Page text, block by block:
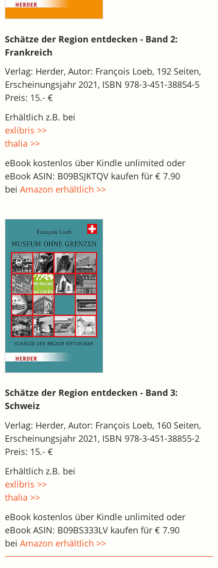
Schätze der Region entdecken - Band 2:
Frankreich
Verlag: Herder, Autor: François Loeb, 192 Seiten,
Erscheinungsjahr 2021, ISBN 978-3-451-38854-5
Preis: 15.- €
Erhältlich z.B. bei
exlibris >>
thalia >>
eBook kostenlos über Kindle unlimited oder
eBook ASIN: B09BSJKTQV kaufen für € 7.90
beiAmazon erhältlich >>
Schätze der Region entdecken - Band 3:
Schweiz
Verlag: Herder, Autor: François Loeb, 160 Seiten,
Erscheinungsjahr 2021, ISBN 978-3-451-38855-2
Preis: 15.- €
Erhältlich z.B. bei
exlibris >>
thalia >>
eBook kostenlos über Kindle unlimited oder
eBook ASIN: B09BS333LV kaufen für € 7.90
beiAmazon erhältlich >>